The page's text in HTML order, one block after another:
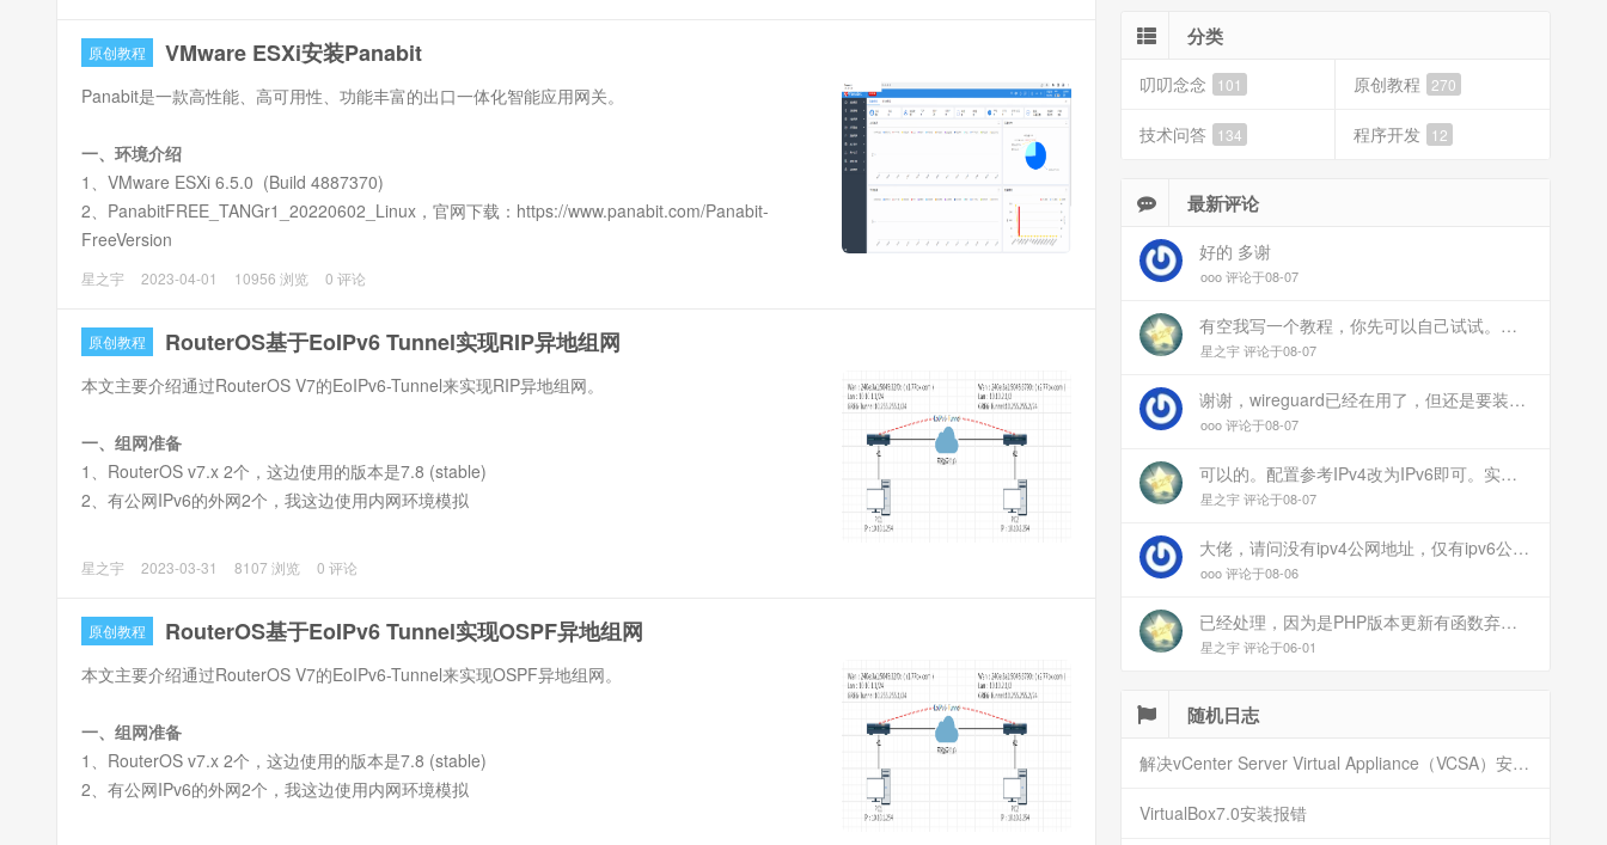
原创教程 VMware ESXi安装Panabit
Panabit是一款高性能、高可用性、功能丰富的出口一体化智能应用网关。
一、环境介绍
1、VMware ESXi 6.5.0 (Build 4887370)
2、PanabitFREE_TANGr1_20220602_Linux，官网下载：https://www.panabit.com/Panabit-
FreeVersion
星之宇 2023-04-01 10956 浏览 0 评论
原创教程 RouterOS基于EoIPv6 Tunnel实现RIP异地组网
本文主要介绍通过RouterOS V7的EoIPv6-Tunnel来实现RIP异地组网。
一、组网准备
1、RouterOS v7.x 2个，这边使用的版本是7.8 (stable)
2、有公网IPv6的外网2个，我这边使用内网环境模拟
星之宇 2023-03-31 8107 浏览 0 评论
原创教程 RouterOS基于EoIPv6 Tunnel实现OSPF异地组网
本文主要介绍通过RouterOS V7的EoIPv6-Tunnel来实现OSPF异地组网。
一、组网准备
1、RouterOS v7.x 2个，这边使用的版本是7.8 (stable)
2、有公网IPv6的外网2个，我这边使用内网环境模拟
分类
叨叨念念 101 原创教程 270
技术问答 134 程序开发 12
最新评论
好的 多谢
ooo 评论于08-07
有空我写一个教程，你先可以自己试试。目前来说ipv6应该没问题的。
星之宇 评论于08-07
谢谢，wireguard已经在用了，但还是要装客户端。您这个方案连客户端都免了
ooo 评论于08-07
可以的。配置参考IPv4改为IPv6即可。实在不会可以用wireguard，这个简单和稳定
星之宇 评论于08-07
大佬，请问没有ipv4公网地址，仅有ipv6公网能这样玩吗？
ooo 评论于08-06
已经处理，因为是PHP版本更新有函数弃用导致。现已经修复
星之宇 评论于06-01
随机日志
解决vCenter Server Virtual Appliance（VCSA）安装报错内存不足
VirtualBox7.0安装报错